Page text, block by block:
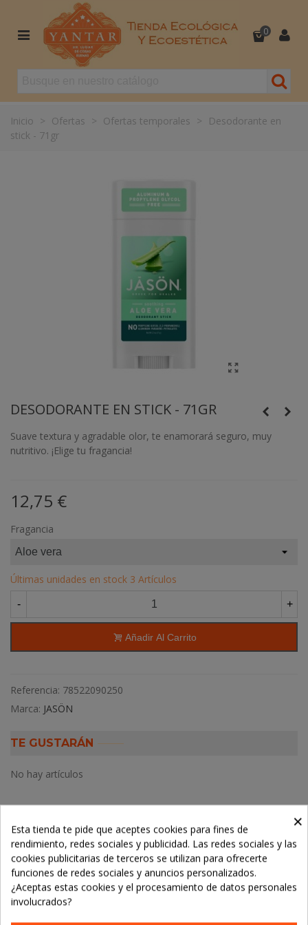
0
Inicio > Ofertas > Ofertas temporales >
Desodorante en
stick - 71gr
DESODORANTE EN STICK - 71GR
Suave textura y agradable olor, te enamorará seguro, muy
nutritivo. ¡Elige tu fragancia!
12,75 €
Fragancia
Últimas unidades en stock 3 Artículos
- +
Añadir Al Carrito
Referencia: 78522090250
Marca: JASÖN
TE GUSTARÁN
No hay artículos
Descripción
Detalles del producto
LOS CLIENTES QUE ADQUIRIERON ESTE
×
Esta tienda te pide que aceptes cookies para fines de
rendimiento, redes sociales y publicidad. Las redes sociales y las
cookies publicitarias de terceros se utilizan para ofrecerte
funciones de redes sociales y anuncios personalizados.
¿Aceptas estas cookies y el procesamiento de datos personales
involucrados?